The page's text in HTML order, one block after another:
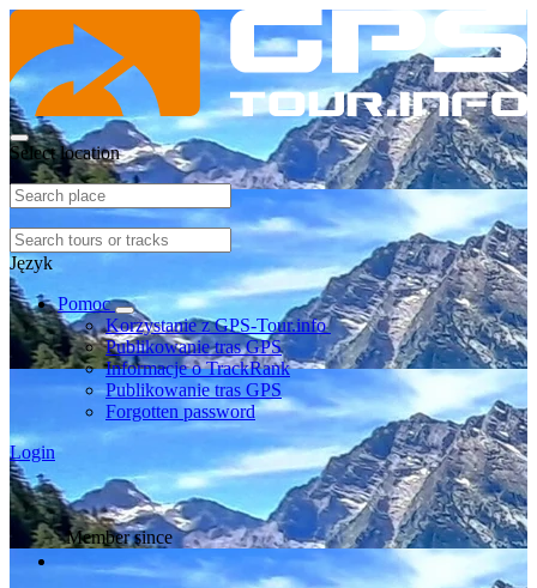
Select location
Język
Pomoc
Korzystanie z GPS-Tour.info
Publikowanie tras GPS
Informacje o TrackRank
Publikowanie tras GPS
Forgotten password
Login
Member since